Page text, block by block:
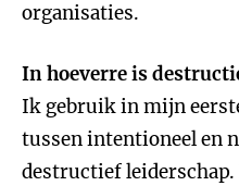
organisaties.
In hoeverre is
Ik gebruik in mijn
tussen intentioneel en
destructief